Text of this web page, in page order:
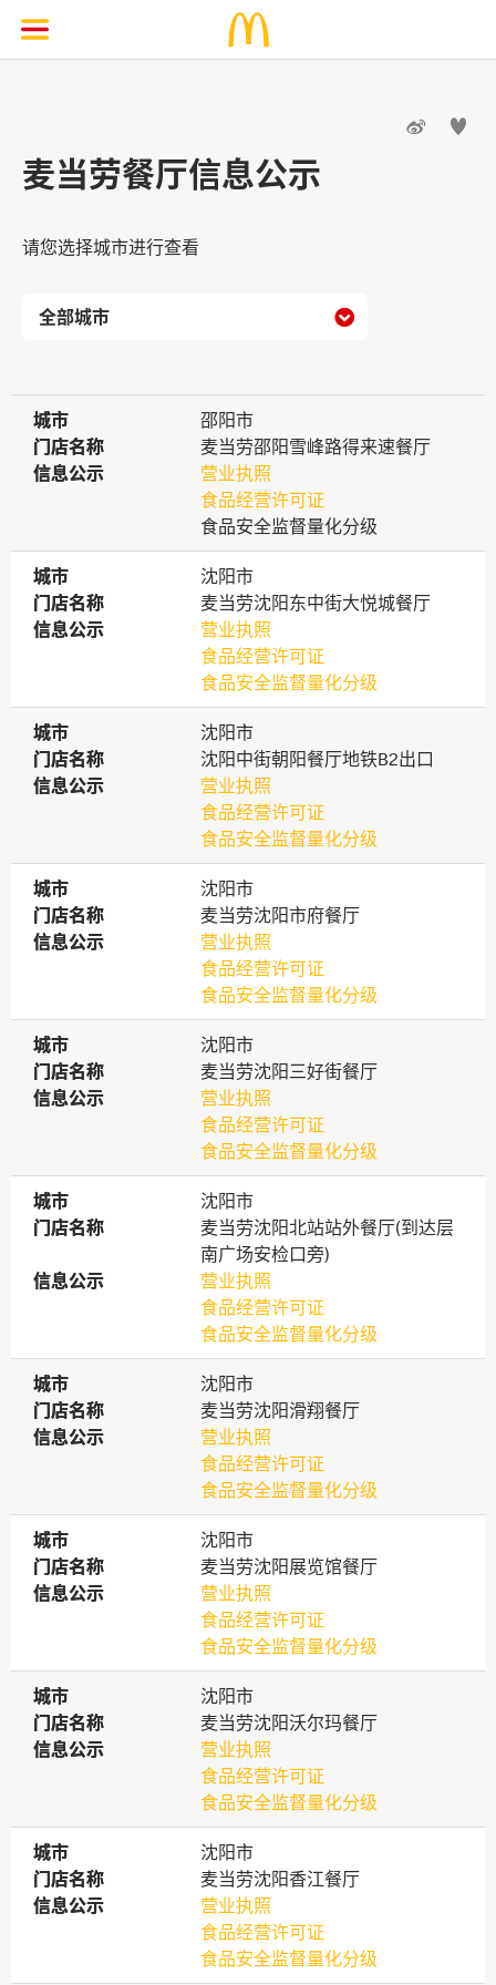
 
麦当劳餐厅信息公示
请您选择城市进行查看

城市
城市
邵阳市
门店名称
门店名称
麦当劳邵阳雪峰路得来速餐厅
信息公示
信息公示
营业执照
食品经营许可证
食品安全监督量化分级
城市
城市
沈阳市
门店名称
门店名称
麦当劳沈阳东中街大悦城餐厅
信息公示
信息公示
营业执照
食品经营许可证
食品安全监督量化分级
城市
城市
沈阳市
门店名称
门店名称
沈阳中街朝阳餐厅地铁B2出口
信息公示
信息公示
营业执照
食品经营许可证
食品安全监督量化分级
城市
城市
沈阳市
门店名称
门店名称
麦当劳沈阳市府餐厅
信息公示
信息公示
营业执照
食品经营许可证
食品安全监督量化分级
城市
城市
沈阳市
门店名称
门店名称
麦当劳沈阳三好街餐厅
信息公示
信息公示
营业执照
食品经营许可证
食品安全监督量化分级
城市
城市
沈阳市
门店名称
门店名称
麦当劳沈阳北站站外餐厅(到达层
南广场安检口旁)
信息公示
信息公示
营业执照
食品经营许可证
食品安全监督量化分级
城市
城市
沈阳市
门店名称
门店名称
麦当劳沈阳滑翔餐厅
信息公示
信息公示
营业执照
食品经营许可证
食品安全监督量化分级
城市
城市
沈阳市
门店名称
门店名称
麦当劳沈阳展览馆餐厅
信息公示
信息公示
营业执照
食品经营许可证
食品安全监督量化分级
城市
城市
沈阳市
门店名称
门店名称
麦当劳沈阳沃尔玛餐厅
信息公示
信息公示
营业执照
食品经营许可证
食品安全监督量化分级
城市
城市
沈阳市
门店名称
门店名称
麦当劳沈阳香江餐厅
信息公示
信息公示
营业执照
食品经营许可证
食品安全监督量化分级